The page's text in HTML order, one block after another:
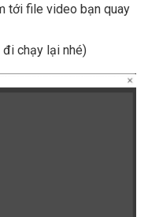
tới file video bạn quay
chạy lại nhé)